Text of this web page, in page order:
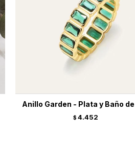
Anillo Garden - Plata y Baño
$ 4.452